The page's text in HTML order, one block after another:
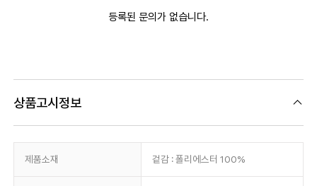
등록된 문의가 없습니다.
상품고시정보
제품소재 겉감 : 폴리에스터 100%